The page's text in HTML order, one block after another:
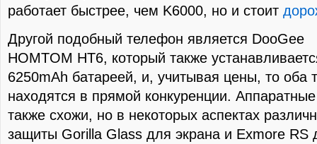
работает быстрее, чем K6000, но и стоит
Другой подобный телефон является DooGee
HOMTOM НТ6, который также
6250mAh батареей, и, учитывая цены, то оба
находятся в прямой конкуренции.
также схожи, но в некоторых аспектах
защиты Gorilla Glass для экрана и Exmore RS